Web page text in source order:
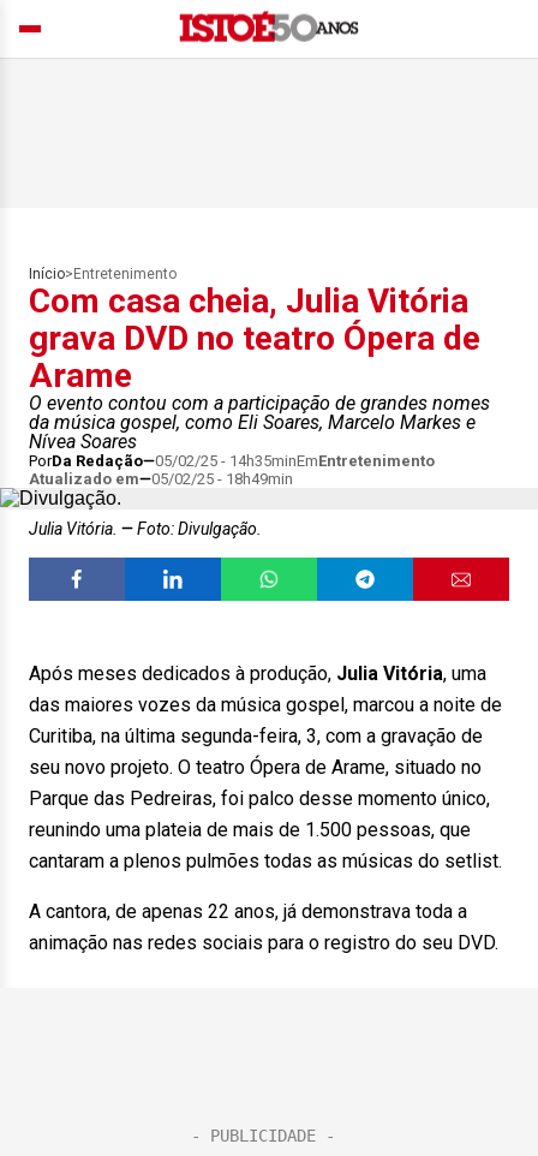
Início> Entretenimento
Com casa cheia, Julia Vitória
grava DVD no teatro Ópera de
Arame
O evento contou com a participação de grandes nomes
da música gospel, como Eli Soares, Marcelo Markes e
Nívea Soares
PorDa Redação 05/02/25 - 14h35minEmEntretenimento
Atualizado em
05/02/25 - 18h49min
Julia Vitória. Foto: Divulgação.
Após meses dedicados à produção, Julia Vitória, uma
das maiores vozes da música gospel, marcou a noite de
Curitiba, na última segunda-feira, 3, com a gravação de
seu novo projeto. O teatro Ópera de Arame, situado no
Parque das Pedreiras, foi palco desse momento único,
reunindo uma plateia de mais de 1.500 pessoas, que
cantaram a plenos pulmões todas as músicas do setlist.
A cantora, de apenas 22 anos, já demonstrava toda a
animação nas redes sociais para o registro do seu DVD.